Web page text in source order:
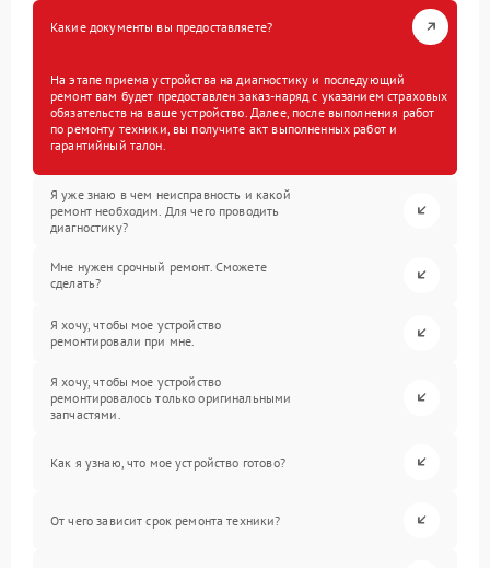
Какие документы вы предоставляете?
На этапе приема устройства на диагностику и последующий
ремонт вам будет предоставлен заказ-наряд с указанием страховых
обязательств на ваше устройство. Далее, после выполнения работ
по ремонту техники, вы получите акт выполненных работ и
гарантийный талон.
Я уже знаю в чем неисправность и какой
ремонт необходим. Для чего проводить
диагностику?
Мне нужен срочный ремонт. Сможете
сделать?
Я хочу, чтобы мое устройство
ремонтировали при мне.
Я хочу, чтобы мое устройство
ремонтировалось только оригинальными
запчастями.
Как я узнаю, что мое устройство готово?
От чего зависит срок ремонта техники?